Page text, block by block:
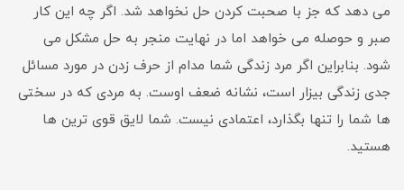
می دهد که جز با صحبت کردن حل نخواهد شد. اگر چه این کار
صبر و حوصله می خواهد اما در نهایت منجر به حل مشکل می
شود. بنابراین اگر مرد زندگی شما مدام از حرف زدن در مورد مسائل
جدی زندگی بیزار است، نشانه ضعف اوست. به مردی که در سختی
ها شما را تنها بگذارد، اعتمادی نیست. شما لایق قوی ترین ها
هستید.